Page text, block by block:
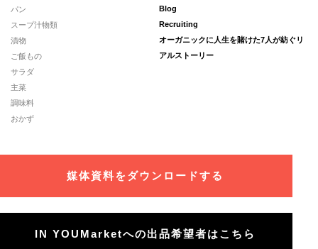
パン
スープ汁物類
漬物
ご飯もの
サラダ
主菜
調味料
おかず
Blog
Recruiting
オーガニックに人生を賭けた7人が紡ぐリ
アルストーリー
媒体資料をダウンロードする
IN YOUMarketへの出品希望者はこちら